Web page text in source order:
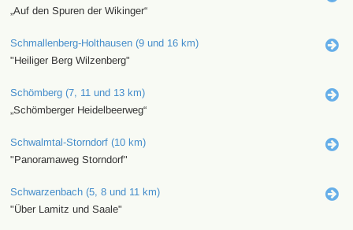
„Auf den Spuren der Wikinger“
Schmallenberg-Holthausen (9 und 16 km)
"Heiliger Berg Wilzenberg"
Schömberg (7, 11 und 13 km)
„Schömberger Heidelbeerweg“
Schwalmtal-Storndorf (10 km)
"Panoramaweg Storndorf"
Schwarzenbach (5, 8 und 11 km)
"Über Lamitz und Saale"